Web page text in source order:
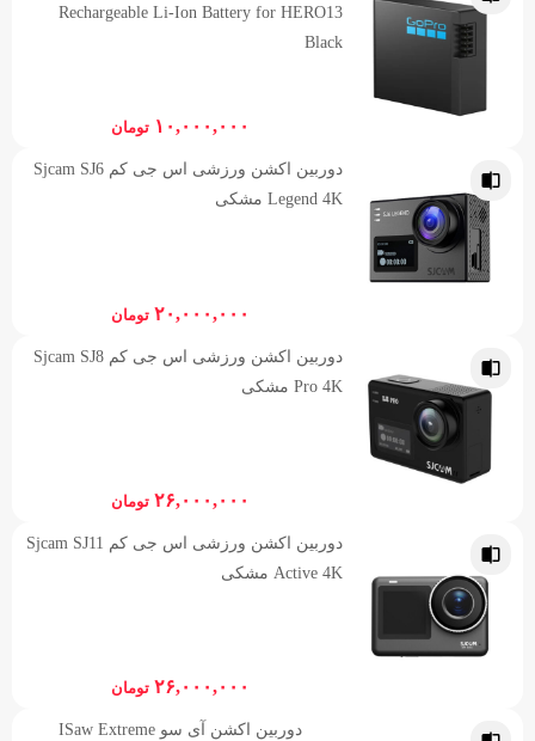
Rechargeable Li-Ion Battery for HERO13
Black
۱۰,۰۰۰,۰۰۰ تومان
دوربین اکشن ورزشی اس جی کم Sjcam SJ6
Legend 4K مشکی
۲۰,۰۰۰,۰۰۰ تومان
دوربین اکشن ورزشی اس جی کم Sjcam SJ8
Pro 4K مشکی
۲۶,۰۰۰,۰۰۰ تومان
دوربین اکشن ورزشی اس جی کم Sjcam SJ11
Active 4K مشکی
۲۶,۰۰۰,۰۰۰ تومان
دوربین اکشن آی سو ISaw Extreme